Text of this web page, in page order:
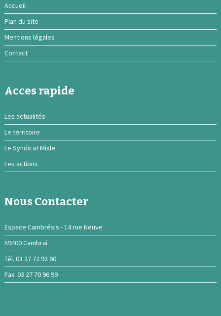
Accueil
Plan du site
Mentions légales
Contact
Acces rapide
Les actualités
Le territoire
Le Syndicat Mixte
Les actions
Nous Contacter
Espace Cambrésis - 14 rue Neuve
59400 Cambrai
Tél. 03 27 72 92 60
Fax. 03 27 70 96 99